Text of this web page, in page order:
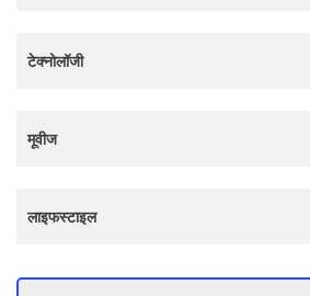
टेक्नोलॉजी
मूवीज
लाइफस्टाइल